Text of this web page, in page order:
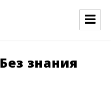
Без знания